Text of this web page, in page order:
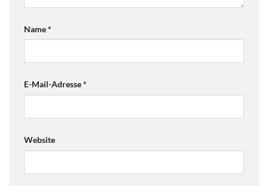
Name*
E-Mail-Adresse*
Website